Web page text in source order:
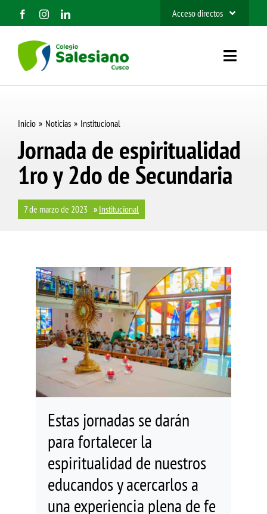
Saltar
contenido
Acceso directos
SIEWEB
Contacto
Toggle
Organización
Información
BUSCAR:
Inicio Noticias Institucional
Jornada de espiritualidad
1ro y 2do de Secundaria
7 de marzo de 2023 » Institucional
Estas jornadas se darán
para fortalecer la
espiritualidad de nuestros
educandos y acercarlos a
una experiencia plena de fe